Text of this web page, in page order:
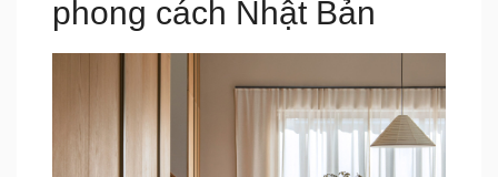
phong cách Nhật Bản